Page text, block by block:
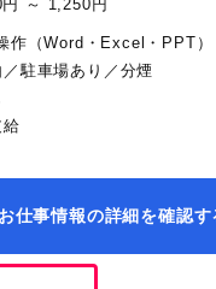
～ 1,250円
（Word・Excel・PPT）
駐車場あり／分煙
お仕事情報の詳細を確認す